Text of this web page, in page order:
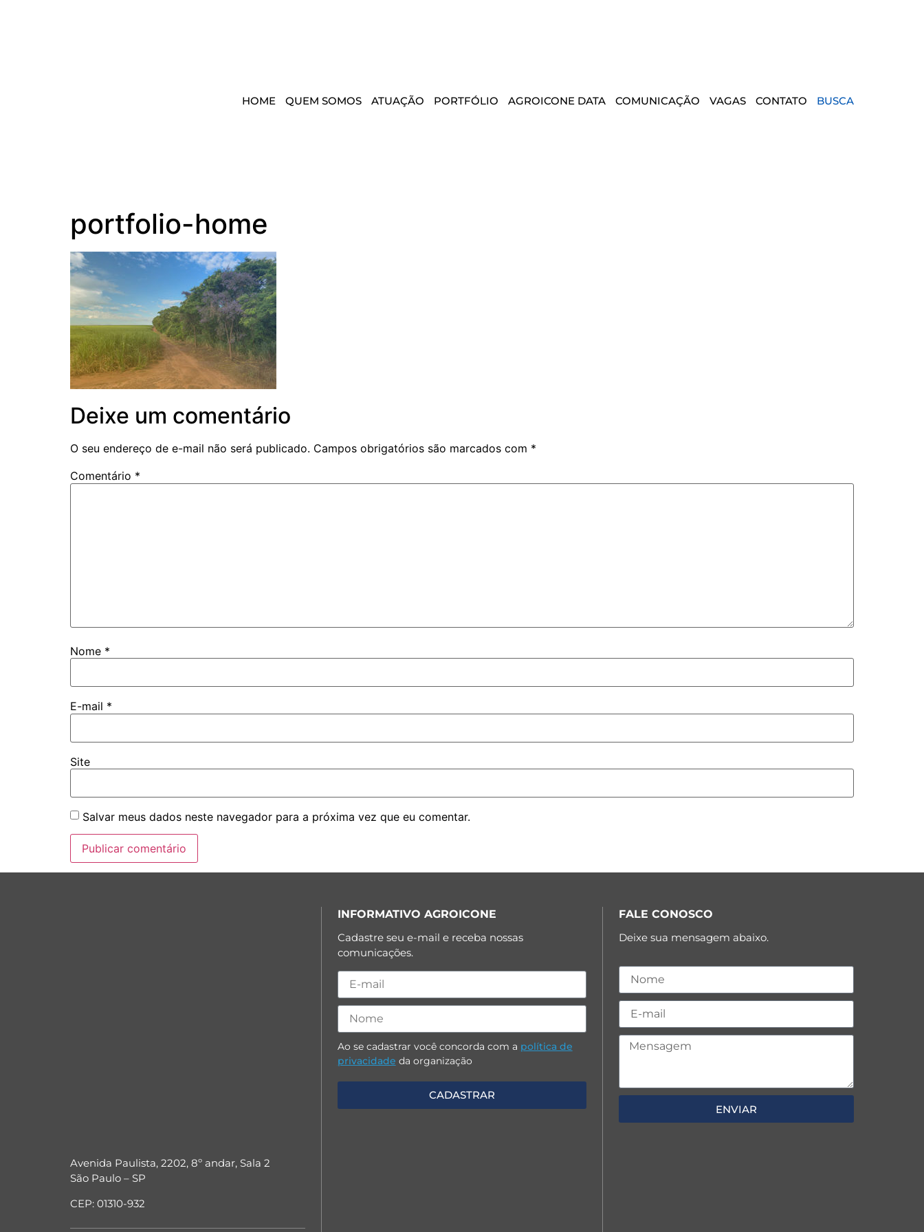
HOME QUEM SOMOS ATUAÇÃO PORTFÓLIO AGROICONE DATA COMUNICAÇÃO VAGAS CONTATO BUSCA
portfolio-home
Deixe um comentário
O seu endereço de e-mail não será publicado. Campos obrigatórios são marcados com *
Comentário *
Nome *
E-mail *
Site
Salvar meus dados neste navegador para a próxima vez que eu comentar.
Avenida Paulista, 2202, 8º andar, Sala 2
São Paulo – SP
CEP: 01310-932
INFORMATIVO AGROICONE
Cadastre seu e-mail e receba nossas
comunicações.
Ao se cadastrar você concorda com a política de
privacidade da organização
FALE CONOSCO
Deixe sua mensagem abaixo.
ENVIAR